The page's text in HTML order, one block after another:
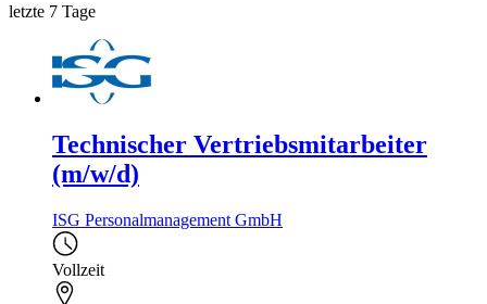
letzte 7 Tage
Technischer Vertriebsmitarbeiter
(m/w/d)
ISG Personalmanagement GmbH
Vollzeit